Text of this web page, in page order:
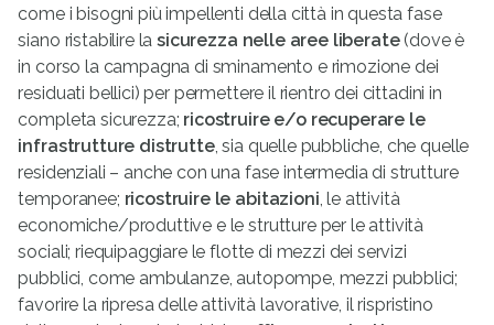
come i bisogni più impellenti della città in questa fase
siano ristabilire lasicurezza nelle aree liberate(dove è
in corso la campagna di sminamento e rimozione dei
residuati bellici) per permettere il rientro dei cittadini in
completa sicurezza; ricostruire e/o recuperare le
infrastrutture distrutte, sia quelle pubbliche, che quelle
residenziali – anche con una fase intermedia di strutture
temporanee; ricostruire le abitazioni, le attività
economiche/produttive e le strutture per le attività
sociali; riequipaggiare le flotte di mezzi dei servizi
pubblici, come ambulanze, autopompe, mezzi pubblici;
favorire la ripresa delle attività lavorative, il rispristino